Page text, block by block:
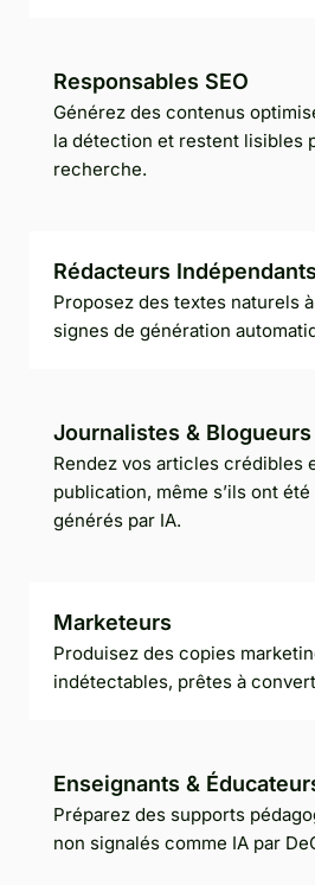
Responsables SEO
Générez des contenus
la détection et restent lisibles
recherche.
Rédacteurs Indépendants
Proposez des textes naturels
signes de génération
Journalistes & Blogueurs
Rendez vos articles crédibles
publication, même s’ils ont
générés par IA.
Marketeurs
Produisez des copies
indétectables, prêtes à
Enseignants &
Préparez des supports
non signalés comme IA par